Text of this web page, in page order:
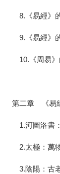
8.《易經》的
9.《易經》的
10.《周易》
第二章 《易
1.河圖洛書：
2.太極：萬
3.陰陽：古